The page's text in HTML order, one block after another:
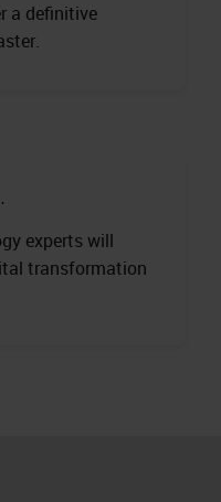
a definitive
experts will
transformation